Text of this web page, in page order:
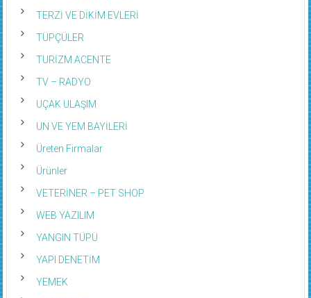
TERZİ VE DİKİM EVLERİ
TÜPÇÜLER
TURİZM ACENTE
TV – RADYO
UÇAK ULAŞIM
UN VE YEM BAYİLERİ
Üreten Firmalar
Ürünler
VETERİNER – PET SHOP
WEB YAZILIM
YANGIN TÜPÜ
YAPI DENETİM
YEMEK